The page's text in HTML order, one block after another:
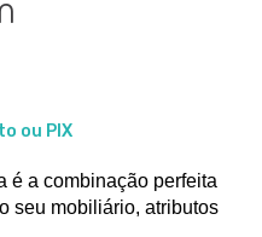
ou PIX
é a combinação perfeita
seu mobiliário, atributos